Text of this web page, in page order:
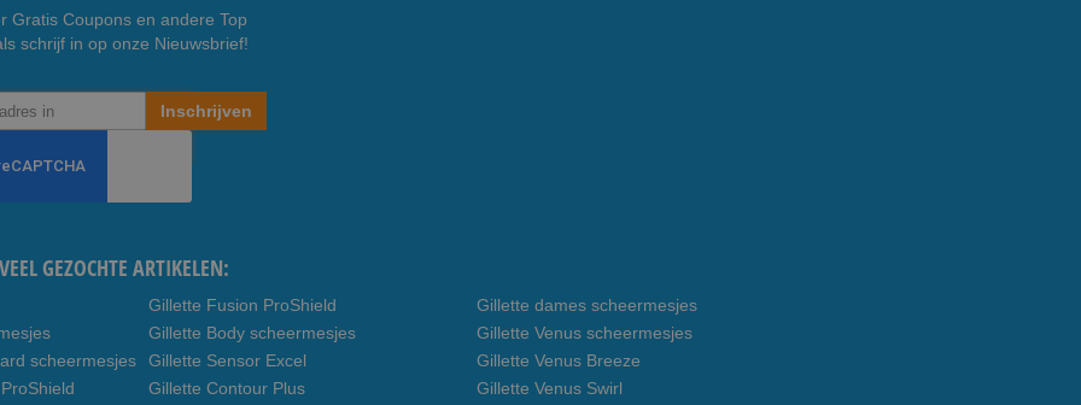
Gratis Coupons en andere Top
schrijf in op onze Nieuwsbrief!
Inschrijven
GEZOCHTE ARTIKELEN:
scheermesjes
Gillette Fusion ProShield
Gillette Body scheermesjes
Gillette Sensor Excel
Gillette Contour Plus
Gillette dames scheermesjes
Gillette Venus scheermesjes
Gillette Venus Breeze
Gillette Venus Swirl